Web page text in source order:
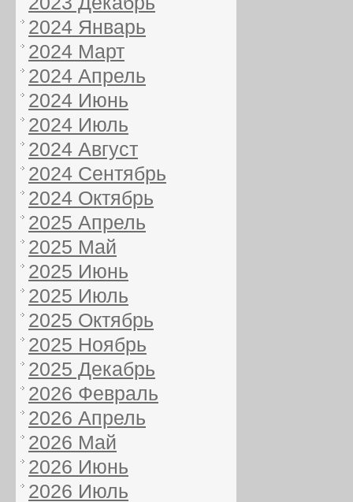
2024 Январь
2024 Март
2024 Апрель
2024 Июнь
2024 Июль
2024 Август
2024 Сентябрь
2024 Октябрь
2025 Апрель
2025 Май
2025 Июнь
2025 Июль
2025 Октябрь
2025 Ноябрь
2025 Декабрь
2026 Февраль
2026 Апрель
2026 Май
2026 Июнь
2026 Июль